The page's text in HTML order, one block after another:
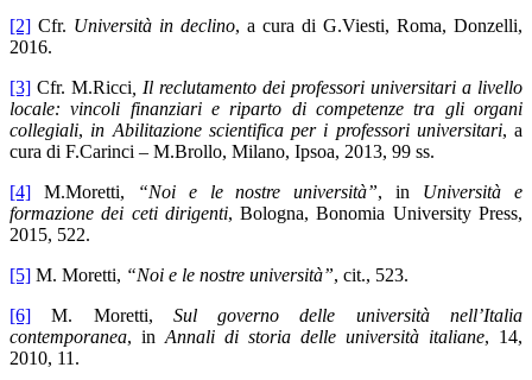
[2] Cfr. Università in declino, a cura di G.Viesti, Roma, Donzelli,
2016.
[3] Cfr. M.Ricci , Il reclutamento dei professori universitari a livello
locale: vincoli finanziari e riparto di competenze tra gli organi
collegiali, in Abilitazione scientifica per i professori universitari, a
cura di F.Carinci – M.Brollo, Milano, Ipsoa, 2013, 99 ss.
[4] M.Moretti, “Noi e le nostre università”, in Università e
formazione dei ceti dirigenti, Bologna, Bonomia University Press,
2015, 522.
[5] M. Moretti, “Noi e le nostre università”, cit., 523.
[6] M. Moretti, Sul governo delle università nell’Italia
contemporanea, in Annali di storia delle università italiane, 14,
2010, 11.